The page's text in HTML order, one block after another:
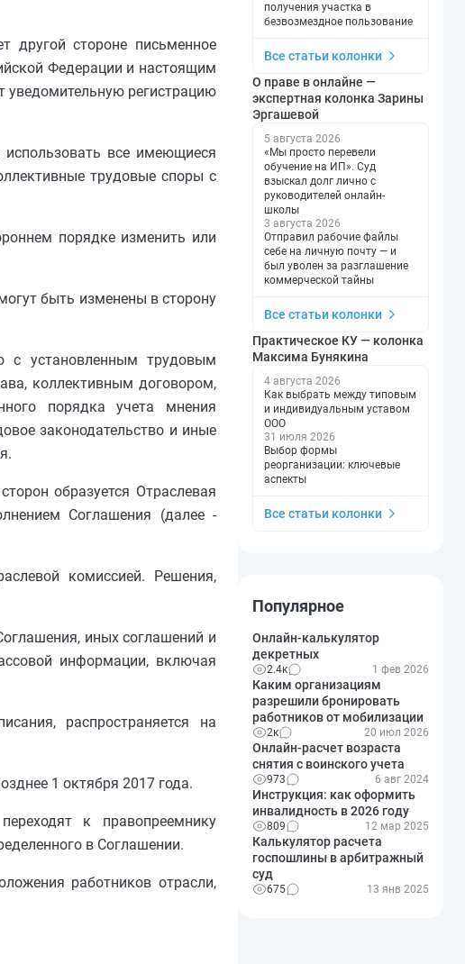
другой стороне письменное
Федерации и настоящим
регистрацию
все имеющиеся
трудовые споры с
порядке изменить или
быть изменены в сторону
с установленным трудовым
коллективным договором,
порядка учета мнения
законодательство и иные
образуется Отраслевая
Соглашения (далее -
комиссией. Решения,
иных соглашений и
информации, включая
распространяется на
1 октября 2017 года.
к правопреемнику
в Соглашении.
работников отрасли,
получения участка в
безвозмездное пользование
Все статьи колонки
О праве в онлайне —
экспертная колонка Зарины
Эргашевой
5 августа 2026
«Мы просто перевели
обучение на ИП». Суд
взыскал долг лично с
руководителей онлайн-
школы
3 августа 2026
Отправил рабочие файлы
себе на личную почту — и
был уволен за разглашение
коммерческой тайны
Все статьи колонки
Практическое КУ — колонка
Максима Бунякина
4 августа 2026
Как выбрать между типовым
и индивидуальным уставом
ООО
31 июля 2026
Выбор формы
реорганизации: ключевые
аспекты
Все статьи колонки
Популярное
Онлайн-калькулятор
декретных
2.4к 1 фев 2026
Каким организациям
разрешили бронировать
работников от мобилизации
2к 20 июл 2026
Онлайн-расчет возраста
снятия с воинского учета
973 6 авг 2024
Инструкция: как оформить
инвалидность в 2026 году
809 12 мар 2025
Калькулятор расчета
госпошлины в арбитражный
суд
675 13 янв 2025